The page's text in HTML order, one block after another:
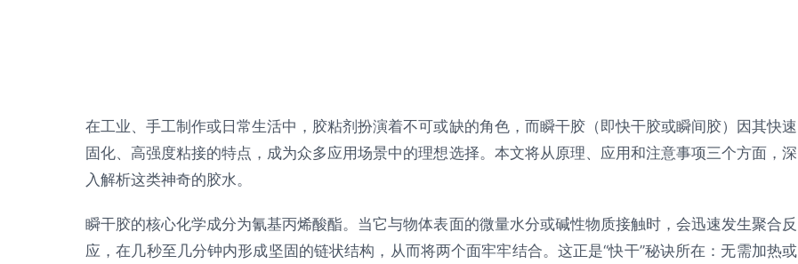
在工业、手工制作或日常生活中，胶粘剂扮演着不可或缺的角色，而瞬干胶（即快干胶或瞬间胶）因其快速
固化、高强度粘接的特点，成为众多应用场景中的理想选择。本文将从原理、应用和注意事项三个方面，深
入解析这类神奇的胶水。
瞬干胶的核心化学成分为氰基丙烯酸酯。当它与物体表面的微量水分或碱性物质接触时，会迅速发生聚合反
应，在几秒至几分钟内形成坚固的链状结构，从而将两个面牢牢结合。这正是“快干”秘诀所在：无需加热或